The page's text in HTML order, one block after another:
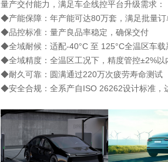
量产交付能力，满足车企线控平台升级需求：
◆产能保障：年产能可达80万套，满足批量订
◆品控标准：量产良品率稳定，确保交付
◆全域耐候：适配-40°C 至 125°C全温区车载
◆全域精度：全温区工况下，精度管控±2%以
◆耐久可靠：圆满通过220万次疲劳寿命测试
◆安全合规：全系产自ISO 26262设计标准，